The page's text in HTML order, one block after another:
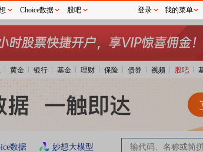
黄金 银行 基金 理财 保险 债券 视频 股吧
数据 妙想大模型
Choice数据 股吧 登录 我的菜单